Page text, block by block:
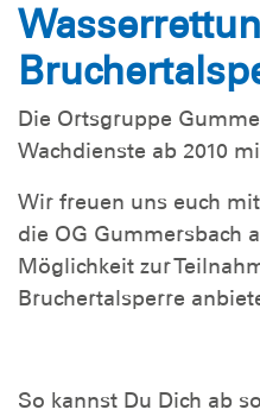
Die Ortsgruppe
Wachdienste ab 2010
Wir freuen uns euch
die OG Gummersbach
Möglichkeit zur
Bruchertalsperre
So kannst Du Dich ab